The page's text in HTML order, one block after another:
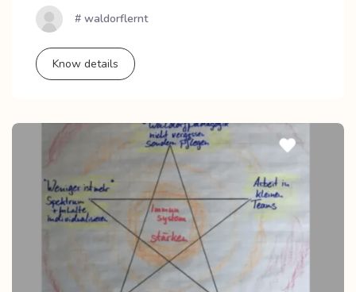
# waldorflernt
Know details